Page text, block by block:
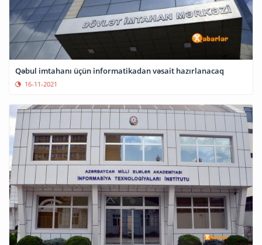
Qəbul imtahanı üçün informatikadan vəsait hazırlanacaq
16-11-2021